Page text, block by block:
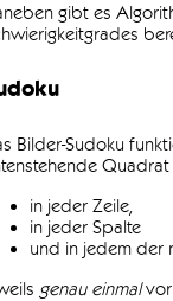
gibt es
Bilder-Sudoku
in jeder Zeile,
in jeder Spalte
und in jedem der
genau einmal